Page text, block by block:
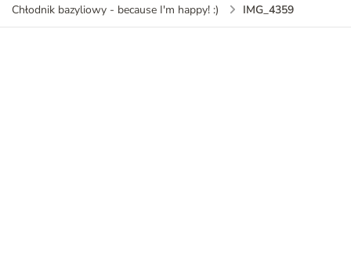
Chłodnik bazyliowy - because I'm happy! :)
IMG_4359